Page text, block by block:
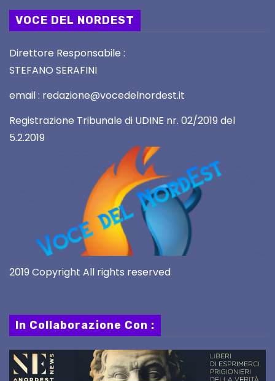
VOCE DEL NORDEST
Direttore Responsabile :
STEFANO SERAFINI
email : redazione@vocedelnordest.it
Registrazione Tribunale di UDINE nr. 02/2019 del
5.2.2019
2019 Copyright All rights reserved
In Collaborazione Con :